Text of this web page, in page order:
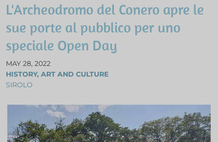
L'Archeodromo del Conero apre le
sue porte al pubblico per uno
speciale Open Day
MAY 28, 2022
HISTORY, ART AND CULTURE
SIROLO